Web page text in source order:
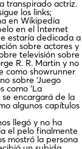
transpirado actriz.
los links;
en Wikipedia
en el Internet
estaría dedicada a
sobre actores y
televisión sobre
R. R. Martin y no
como showrunner
sobre ‘Juego
como ‘La
encargará de la
algunos capítulos
llegó y no ha
el pelo finalmente
mostró la persona